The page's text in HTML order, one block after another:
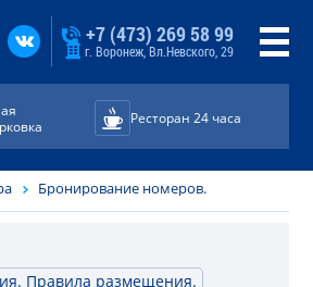
+7 (473) 269 58 99
г. Воронеж, Вл.Невского, 29
Ресторан 24 часа
Бронирование номеров.
Правила размещения.